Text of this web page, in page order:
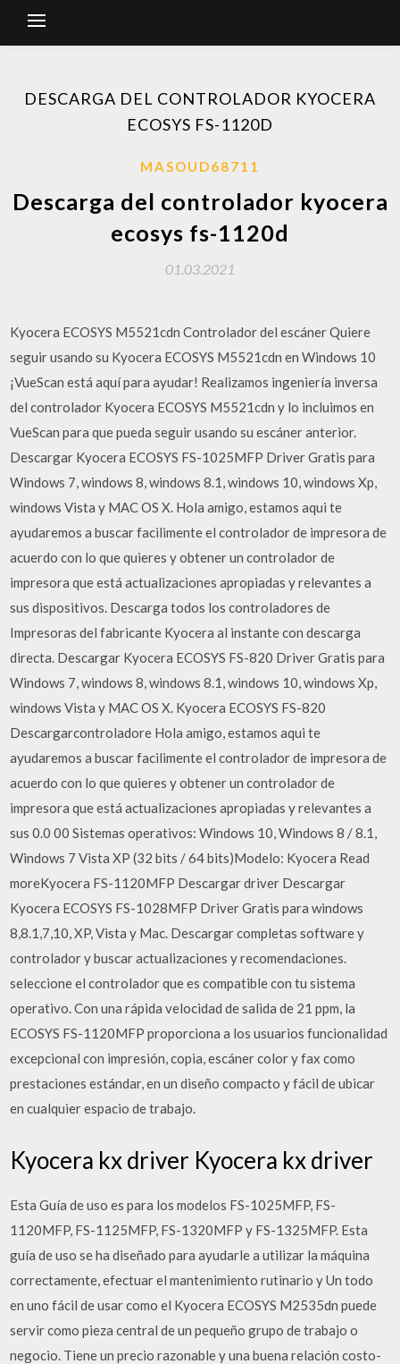
DESCARGA DEL CONTROLADOR KYOCERA
ECOSYS FS-1120D
MASOUD68711
Descarga del controlador kyocera
ecosys fs-1120d
01.03.2021
Kyocera ECOSYS M5521cdn Controlador del escáner Quiere
seguir usando su Kyocera ECOSYS M5521cdn en Windows 10
¡VueScan está aquí para ayudar! Realizamos ingeniería inversa
del controlador Kyocera ECOSYS M5521cdn y lo incluimos en
VueScan para que pueda seguir usando su escáner anterior.
Descargar Kyocera ECOSYS FS-1025MFP Driver Gratis para
Windows 7, windows 8, windows 8.1, windows 10, windows Xp,
windows Vista y MAC OS X. Hola amigo, estamos aqui te
ayudaremos a buscar facilimente el controlador de impresora de
acuerdo con lo que quieres y obtener un controlador de
impresora que está actualizaciones apropiadas y relevantes a
sus dispositivos. Descarga todos los controladores de
Impresoras del fabricante Kyocera al instante con descarga
directa. Descargar Kyocera ECOSYS FS-820 Driver Gratis para
Windows 7, windows 8, windows 8.1, windows 10, windows Xp,
windows Vista y MAC OS X. Kyocera ECOSYS FS-820
Descargarcontroladore Hola amigo, estamos aqui te
ayudaremos a buscar facilimente el controlador de impresora de
acuerdo con lo que quieres y obtener un controlador de
impresora que está actualizaciones apropiadas y relevantes a
sus 0.0 00 Sistemas operativos: Windows 10, Windows 8 / 8.1,
Windows 7 Vista XP (32 bits / 64 bits)Modelo: Kyocera Read
moreKyocera FS-1120MFP Descargar driver Descargar
Kyocera ECOSYS FS-1028MFP Driver Gratis para windows
8,8.1,7,10, XP, Vista y Mac. Descargar completas software y
controlador y buscar actualizaciones y recomendaciones.
seleccione el controlador que es compatible con tu sistema
operativo. Con una rápida velocidad de salida de 21 ppm, la
ECOSYS FS-1120MFP proporciona a los usuarios funcionalidad
excepcional con impresión, copia, escáner color y fax como
prestaciones estándar, en un diseño compacto y fácil de ubicar
en cualquier espacio de trabajo.
Kyocera kx driver Kyocera kx driver
Esta Guía de uso es para los modelos FS-1025MFP, FS-
1120MFP, FS-1125MFP, FS-1320MFP y FS-1325MFP. Esta
guía de uso se ha diseñado para ayudarle a utilizar la máquina
correctamente, efectuar el mantenimiento rutinario y Un todo
en uno fácil de usar como el Kyocera ECOSYS M2535dn puede
servir como pieza central de un pequeño grupo de trabajo o
negocio. Tiene un precio razonable y una buena relación costo-